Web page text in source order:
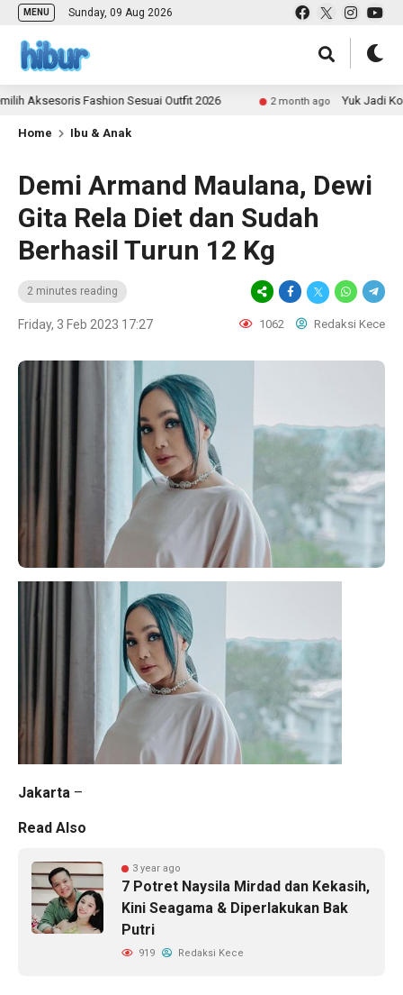
MENU Sunday, 09 Aug 2026
Fashion Sesuai Outfit 2026 2 month ago Yuk Jadi
Home Ibu & Anak
Demi Armand Maulana, Dewi
Gita Rela Diet dan Sudah
Berhasil Turun 12 Kg
2 minutes reading
Friday, 3 Feb 2023 17:27 1062 Redaksi Kece
Jakarta –
Read Also
3 year ago
7 Potret Naysila Mirdad dan Kekasih,
Kini Seagama & Diperlakukan Bak
Putri
919 Redaksi Kece